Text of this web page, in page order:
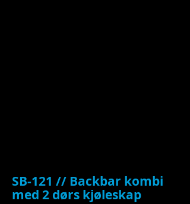
SB-121 // Backbar kombi
med 2 dørs kjøleskap